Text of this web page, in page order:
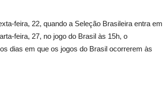
feira, 22, quando a Seleção Brasileira entra em
feira, 27, no jogo do Brasil às 15h, o
dias em que os jogos do Brasil ocorrerem às